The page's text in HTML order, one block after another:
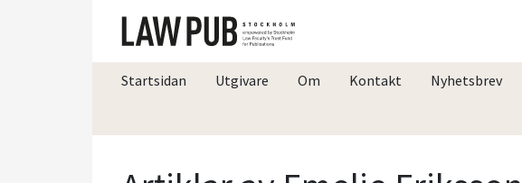
Startsidan Utgivare Om Kontakt Nyhetsbrev